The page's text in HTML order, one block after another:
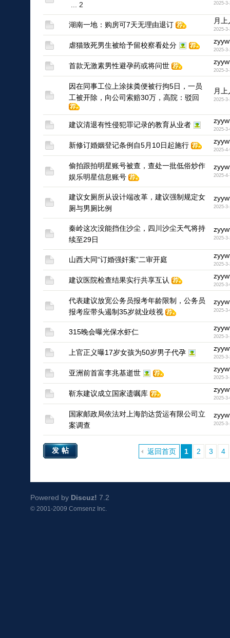
2
1
2025-
湖南一地：购房可7天无理由退订 月
2025-
虐猫致死男生被给予留校察看处分
1
2025-
首款无激素男性避孕药或将问世
1
2025-
因在同事工位上涂抹粪便被行拘5日，一员
工被开除，向公司索赔30万，高院：驳回
月
2025-
建议清退有性侵犯罪记录的教育从业者
1
2025-3-
新修订婚姻登记条例自5月10日起施行
1
2025-4-
偷拍跟拍明星账号被查，查处一批低俗炒作
娱乐明星信息账号
1
2025-4-
建议女厕所从设计端改革，建议强制规定女
厕与男厕比例
1
2025-3-
秦岭这次没能挡住沙尘，四川沙尘天气将持
续至29日
1
2025-
山西大同“订婚强奸案”二审开庭
1
2025-
建议医院检查结果实行共享互认
1
2025-3-
代表建议放宽公务员报考年龄限制，公务员
报考应带头遏制35岁就业歧视
1
2025-3-
315晚会曝光保水虾仁
1
2025-
上官正义曝17岁女孩为50岁男子代孕
1
2025-
亚洲前首富李兆基逝世
1
2025-
靳东建议成立国家遗嘱库
1
2025-3-
国家邮政局依法对上海韵达货运有限公司立
案调查
1
2025-
1 2 3 4
返回首页
发帖
Powered by Discuz! 7.2
© 2001-2009 Comsenz Inc.